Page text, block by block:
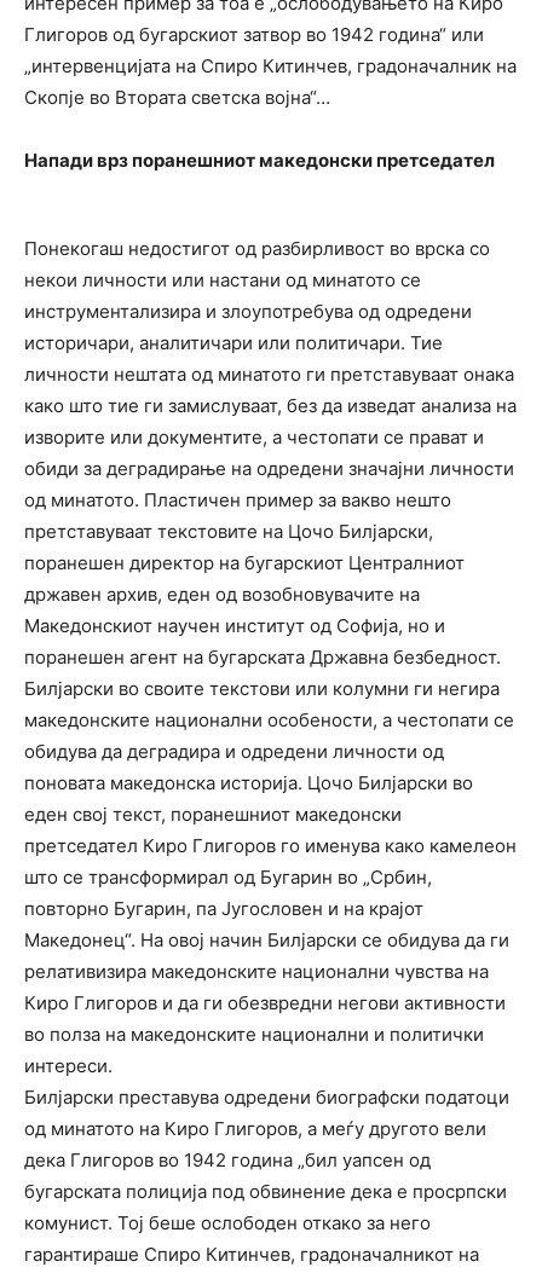
Глигоров од бугарскиот затвор во 1942 година“ или
„интервенцијата на Спиро Китинчев, градоначалник на
Скопје во Втората светска војна“…
Напади врз поранешниот македонски претседател
Понекогаш недостигот од разбирливост во врска со
некои личности или настани од минатото се
инструментализира и злоупотребува од одредени
историчари, аналитичари или политичари. Тие
личности нештата од минатото ги претставуваат онака
како што тие ги замислуваат, без да изведат анализа на
изворите или документите, а честопати се прават и
обиди за деградирање на одредени значајни личности
од минатото. Пластичен пример за вакво нешто
претставуваат текстовите на Цочо Билјарски,
поранешен директор на бугарскиот Централниот
државен архив, еден од возобновувачите на
Македонскиот научен институт од Софија, но и
поранешен агент на бугарската Државна безбедност.
Билјарски во своите текстови или колумни ги негира
македонските национални особености, а честопати се
обидува да деградира и одредени личности од
поновата македонска историја. Цочо Билјарски во
еден свој текст, поранешниот македонски
претседател Киро Глигоров го именува како камелеон
што се трансформирал од Бугарин во „Србин,
повторно Бугарин, па Југословен и на крајот
Македонец“. На овој начин Билјарски се обидува да ги
релативизира македонските национални чувства на
Киро Глигоров и да ги обезвредни негови активности
во полза на македонските национални и политички
интереси.
Билјарски преставува одредени биографски податоци
од минатото на Киро Глигоров, а меѓу другото вели
дека Глигоров во 1942 година „бил уапсен од
бугарската полиција под обвинение дека е просрпски
комунист. Тој беше ослободен откако за него
гарантираше Спиро Китинчев, градоначалникот на